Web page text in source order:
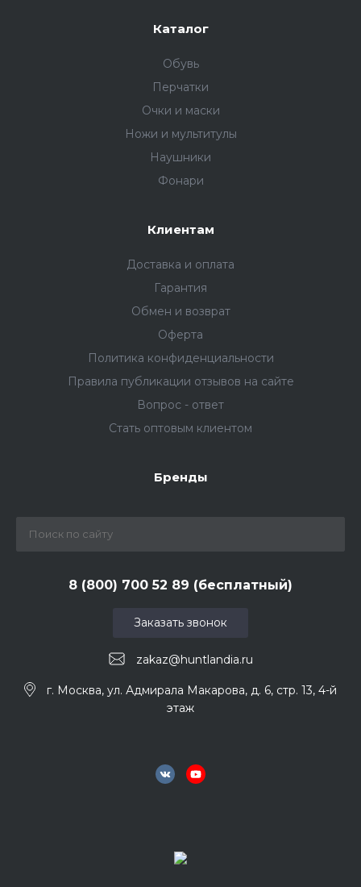
Каталог
Обувь
Перчатки
Очки и маски
Ножи и мультитулы
Наушники
Фонари
Клиентам
Доставка и оплата
Гарантия
Обмен и возврат
Оферта
Политика конфиденциальности
Правила публикации отзывов на сайте
Вопрос - ответ
Стать оптовым клиентом
Бренды
8 (800) 700 52 89 (бесплатный)
zakaz@huntlandia.ru
Заказать звонок
г. Москва, ул. Адмирала Макарова, д. 6, стр. 13, 4-й
этаж